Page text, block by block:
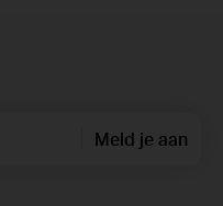
Meld je aan